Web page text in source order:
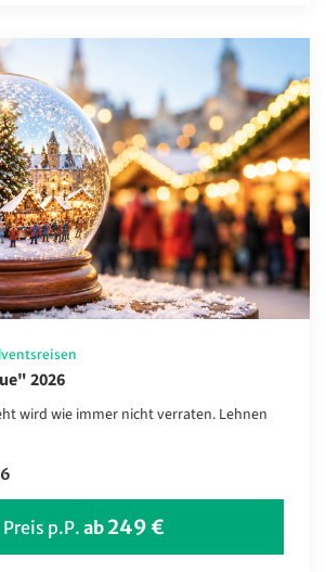
2026
wird wie immer nicht verraten. Lehnen
Preis p.P. ab 249 €